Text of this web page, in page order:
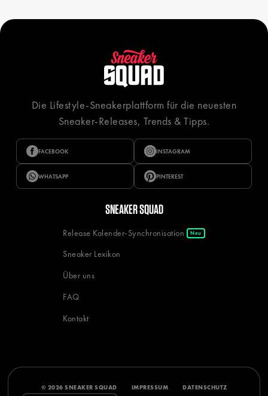
Die Lifestyle-Sneakerplattform für die neuesten
Sneaker-Releases, Trends & Tipps.
FACEBOOK INSTAGRAM
WHATSAPP PINTEREST
SNEAKER SQUAD
Release Kalender-Synchronisation Neu
Sneaker Lexikon
Über uns
FAQ
Kontakt
© 2026 SNEAKER SQUAD IMPRESSUM DATENSCHUTZ